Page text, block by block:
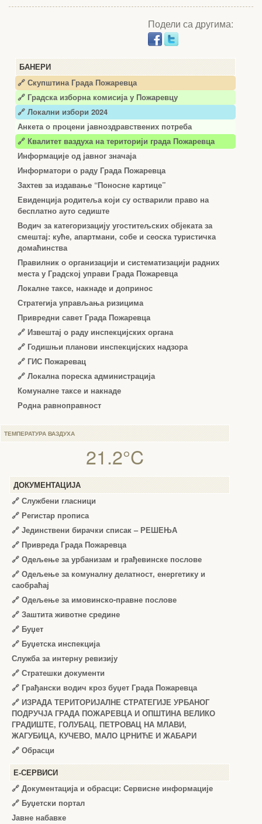
БАНЕРИ
🔗 Скупштина Града Пожаревца
🔗 Градска изборна комисија у Пожаревцу
🔗 Локални избори 2024
Анкета о процени јавноздравствених потреба
🔗 Квалитет ваздуха на територији града Пожаревца
Информације од јавног значаја
Информатори о раду Града Пожаревца
Захтев за издавање “Поносне картице”
Евиденција родитеља који су остварили право на
бесплатно ауто седиште
Водич за категоризацију угоститељских објеката за
смештај: куће, апартмани, собе и сеоска туристичка
домаћинства
Правилник о организацији и систематизацији радних
места у Градској управи Града Пожаревца
Локалне таксе, накнаде и допринос
Стратегија управљања ризицима
Привредни савет Града Пожаревца
🔗 Извештај о раду инспекцијских органа
🔗 Годишњи планови инспекцијских надзора
🔗 ГИС Пожаревац
🔗 Локална пореска администрација
Комуналне таксе и накнаде
Родна равноправност
Подели са другима:
ТЕМПЕРАТУРА ВАЗДУХА
21.2°C
ДОКУМЕНТАЦИЈА
🔗 Службени гласници
🔗 Регистар прописа
🔗 Јединствени бирачки списак – РЕШЕЊА
🔗 Привреда Града Пожаревца
🔗 Одељење за урбанизам и грађевинске послове
🔗 Одељење за комуналну делатност, енергетику и
саобраћај
🔗 Одељење за имовинско-правне послове
🔗 Заштита животне средине
🔗 Буџет
🔗 Буџетска инспекција
Служба за интерну ревизију
🔗 Стратешки документи
🔗 Грађански водич кроз буџет Града Пожаревца
🔗 ИЗРАДА ТЕРИТОРИЈАЛНЕ СТРАТЕГИЈЕ УРБАНОГ
ПОДРУЧЈА ГРАДА ПОЖАРЕВЦА И ОПШТИНА ВЕЛИКО
ГРАДИШТЕ, ГОЛУБАЦ, ПЕТРОВАЦ НА МЛАВИ,
ЖАГУБИЦА, КУЧЕВО, МАЛО ЦРНИЋЕ И ЖАБАРИ
🔗 Обрасци
Е-СЕРВИСИ
🔗 Документација и обрасци: Сервисне информације
🔗 Буџетски портал
Јавне набавке